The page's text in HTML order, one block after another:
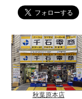
秋葉原本店